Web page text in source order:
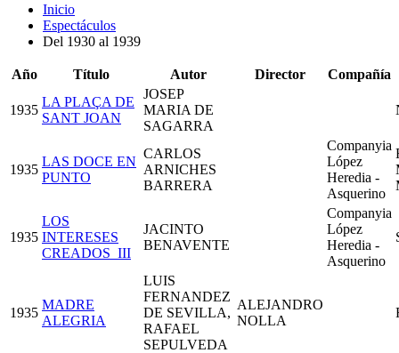
Inicio
Espectáculos
Del 1930 al 1939
Año Título Autor Director Compañía
1935
LA PLAÇA DE
SANT JOAN
JOSEP
MARIA DE
SAGARRA
1935
LAS DOCE EN
PUNTO
CARLOS
ARNICHES
BARRERA
Companyia
López
Heredia -
Asquerino
1935
LOS
INTERESES
CREADOS_III
JACINTO
BENAVENTE
Companyia
López
Heredia -
Asquerino
1935
MADRE
ALEGRIA
LUIS
FERNANDEZ
DE SEVILLA,
RAFAEL
SEPULVEDA
ALEJANDRO
NOLLA